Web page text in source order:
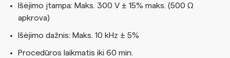
Išėjimo įtampa: Maks. 300 V ± 15% maks. (500 Ω
apkrova)
Išėjimo dažnis: Maks. 10 kHz ± 5%
Procedūros laikmatis iki 60 min.